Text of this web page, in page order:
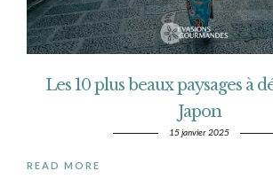
Les 10 plus beaux paysages à
Japon
15 janvier 2025
READ MORE